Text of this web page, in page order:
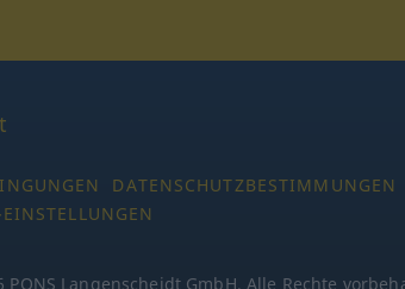
DATENSCHUTZBESTIMMUNGEN
Langenscheidt GmbH, Alle Rechte